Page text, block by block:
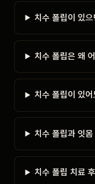
치수 폴립이 있
치수 폴립은 왜
치수 폴립이 있
치수 폴립과 잇
치수 폴립 치료